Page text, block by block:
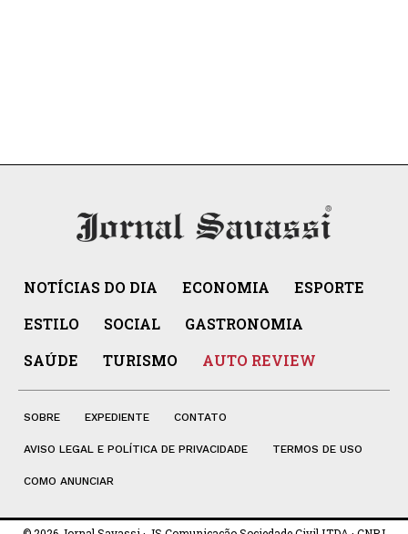
NOTÍCIAS DO DIA ECONOMIA
ESPORTE
ESTILO
SOCIAL
GASTRONOMIA
SAÚDE
TURISMO AUTO REVIEW
SOBRE EXPEDIENTE CONTATO
AVISO LEGAL E POLÍTICA DE PRIVACIDADE TERMOS DE USO
COMO ANUNCIAR